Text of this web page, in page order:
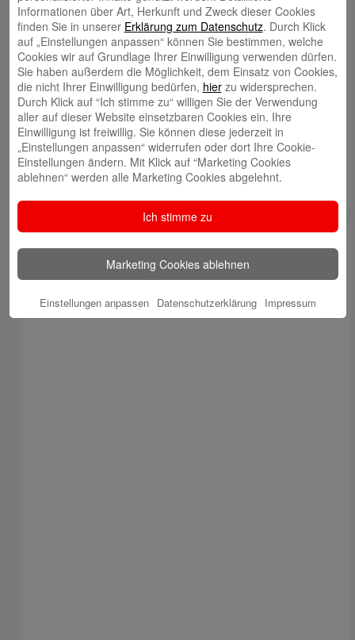
Informationen über Art, Herkunft und Zweck dieser Cookies
finden Sie in unserer Erklärung zum Datenschutz. Durch Klick
auf „Einstellungen anpassen“ können Sie bestimmen, welche
Cookies wir auf Grundlage Ihrer Einwilligung verwenden dürfen.
Sie haben außerdem die Möglichkeit, dem Einsatz von Cookies,
die nicht Ihrer Einwilligung bedürfen, hierzu widersprechen.
Durch Klick auf “Ich stimme zu“ willigen Sie der Verwendung
aller auf dieser Website einsetzbaren Cookies ein. Ihre
Einwilligung ist freiwillig. Sie können diese jederzeit in
„Einstellungen anpassen“ widerrufen oder dort Ihre Cookie-
Einstellungen ändern. Mit Klick auf “Marketing Cookies
ablehnen“ werden alle Marketing Cookies abgelehnt.
Ich stimme zu
Marketing Cookies ablehnen
Einstellungen anpassen Datenschutzerklärung Impressum